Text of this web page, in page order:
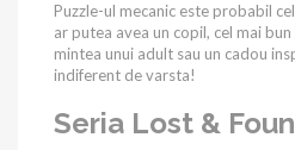
Puzzle-ul mecanic este probabil
ar putea avea un copil, cel mai
mintea unui adult sau un cadou
indiferent de varsta!
Seria Lost &